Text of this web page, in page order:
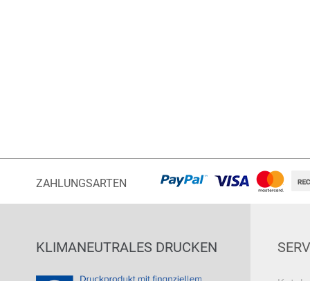
ZAHLUNGSARTEN
KLIMANEUTRALES DRUCKEN